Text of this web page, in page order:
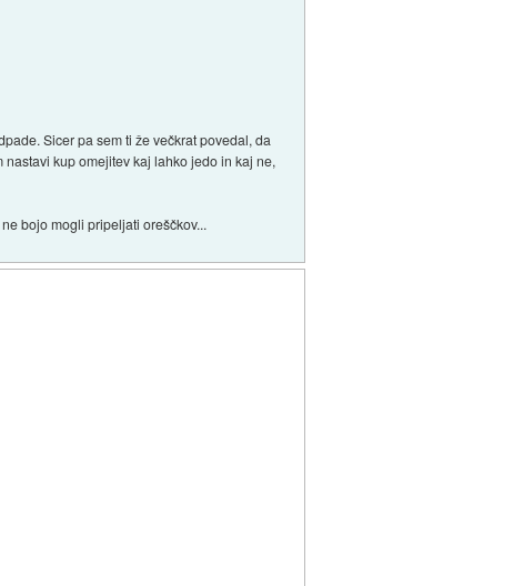
Sicer pa sem ti že večkrat povedal, da
kup omejitev kaj lahko jedo in kaj ne,
bojo mogli pripeljati oreščkov...